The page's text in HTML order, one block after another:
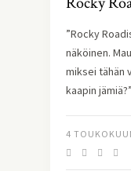
”Rocky
näköinen.
miksei tähän
kaapin
4